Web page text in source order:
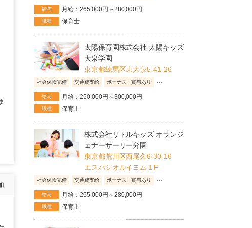
給与 月給：265,000円～280,000円
職種 保育士
太陽保育園株式会社 太陽キッズ
大泉学園
東京都練馬区東大泉5-41-26
社会保険完備 交通費支給 ボーナス・賞与あり
給与 月給：250,000円～300,000円
職種 保育士
株式会社リトルキッズ オランジ
ェナーサーリー分園
東京都荒川区西尾久6-30-16
エスパシオルイヨム１F
社会保険完備 交通費支給 ボーナス・賞与あり
給与 月給：265,000円～280,000円
職種 保育士